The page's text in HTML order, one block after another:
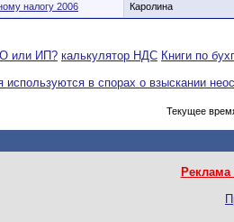
налогу 2006 Каролина
или ИП? калькулятор НДС Книги по
используются в спорах о взыскании
Текущее